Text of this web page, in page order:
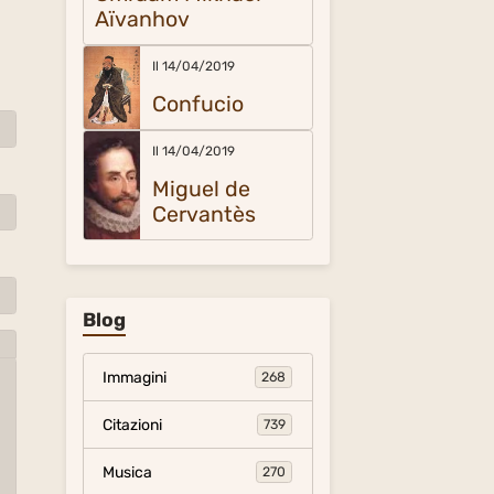
Aïvanhov
Il 14/04/2019
Confucio
Il 14/04/2019
Miguel de
Cervantès
Blog
Immagini 268
Citazioni 739
Musica 270